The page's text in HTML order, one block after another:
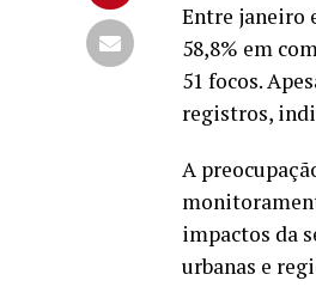
Entre janeiro
58,8% em
51 focos.
registros,
A
impactos da
urbanas e